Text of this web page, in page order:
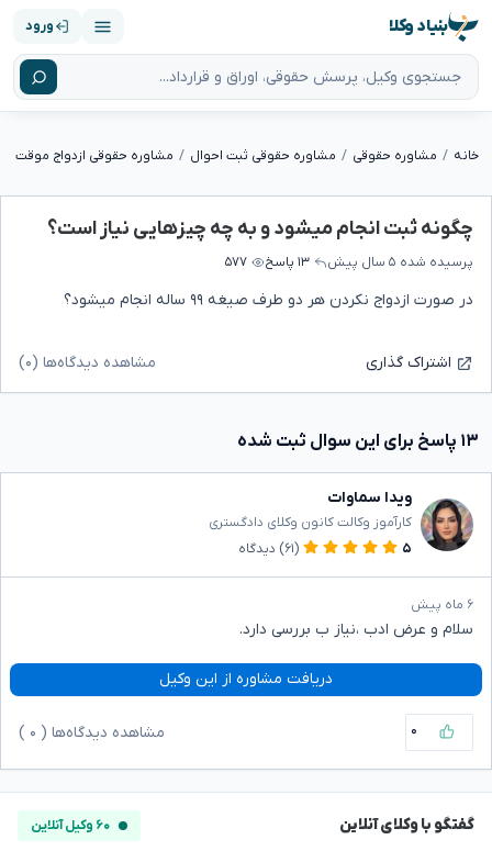
بنیاد وکلا ورود
خانه مشاوره حقوقی مشاوره حقوقی ثبت احوال مشاوره حقوقی ازدواج موقت
چگونه ثبت انجام میشود و به چه چیزهایی نیاز است؟
پرسیده شده ۵ سال پیش ۱۳ پاسخ ۵۷۷
در صورت ازدواج نکردن هر دو طرف صیغه ۹۹ ساله انجام میشود؟
اشتراک گذاری مشاهده دیدگاه‌ها (۰)
۱۳ پاسخ برای این سوال ثبت شده
ویدا سماوات
کارآموز وکالت کانون وکلای دادگستری
۵
(۶۱) دیدگاه
۶ ماه پیش
سلام و عرض ادب ،نیاز ب بررسی دارد.
دریافت مشاوره از این وکیل
۰ مشاهده دیدگاه‌ها ( ۰
گفتگو با وکلای آنلاین ۶۰ وکیل آنلاین